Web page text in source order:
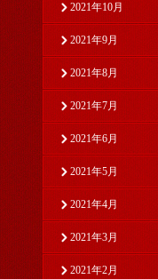
2021年10月
2021年9月
2021年8月
2021年7月
2021年6月
2021年5月
2021年4月
2021年3月
2021年2月